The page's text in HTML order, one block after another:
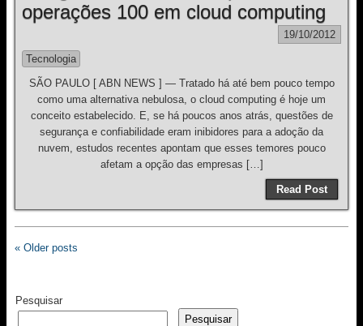
operações 100 em cloud computing
19/10/2012
Tecnologia
SÃO PAULO [ ABN NEWS ] — Tratado há até bem pouco tempo
como uma alternativa nebulosa, o cloud computing é hoje um
conceito estabelecido. E, se há poucos anos atrás, questões de
segurança e confiabilidade eram inibidores para a adoção da
nuvem, estudos recentes apontam que esses temores pouco
afetam a opção das empresas […]
Read Post
« Older posts
Pesquisar
Pesquisar